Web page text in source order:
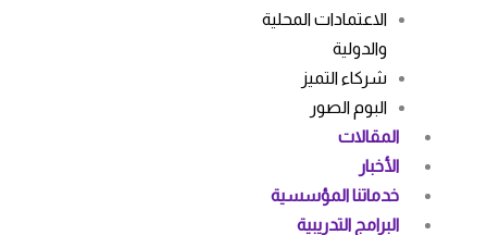
الاعتمادات المحلية
والدولية
شركاء التميز
البوم الصور
المقالات
الأخبار
خدماتنا المؤسسية
البرامج التدريبية